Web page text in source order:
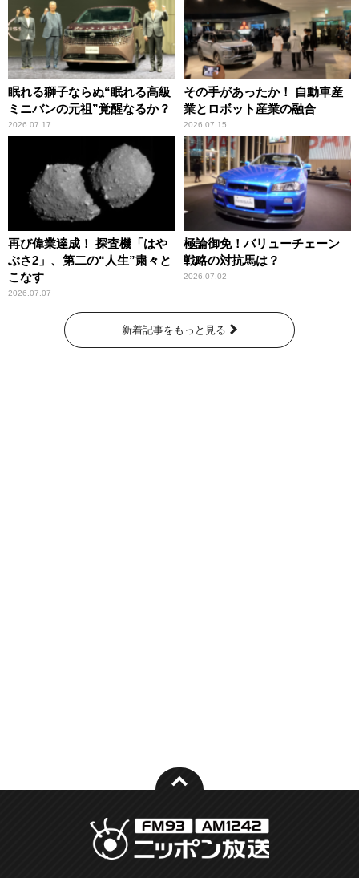
眠れる獅子ならぬ“眠れる高級
ミニバンの元祖”覚醒なるか？
2026.07.17
その手があったか！ 自動車産
業とロボット産業の融合
2026.07.15
再び偉業達成！ 探査機「はや
ぶさ2」、第二の“人生”粛々と
こなす
2026.07.07
極論御免！バリューチェーン
戦略の対抗馬は？
2026.07.02
新着記事をもっと見る